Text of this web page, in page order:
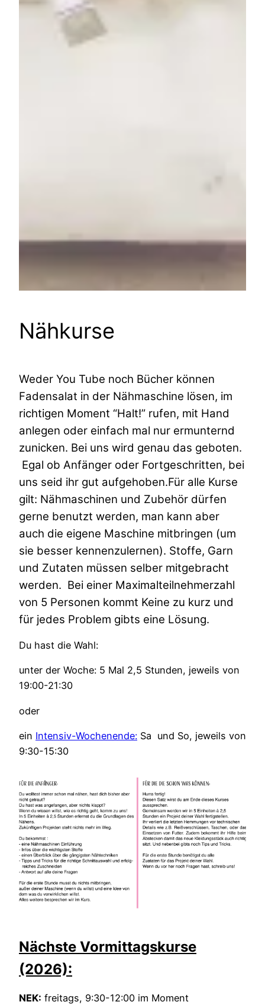
Nähkurse
Weder You Tube noch Bücher können
Fadensalat in der Nähmaschine lösen, im
richtigen Moment “Halt!” rufen, mit Hand
anlegen oder einfach mal nur ermunternd
zunicken. Bei uns wird genau das geboten.
Egal ob Anfänger oder Fortgeschritten, bei
uns seid ihr gut aufgehoben.Für alle Kurse
gilt: Nähmaschinen und Zubehör dürfen
gerne benutzt werden, man kann aber
auch die eigene Maschine mitbringen (um
sie besser kennenzulernen). Stoffe, Garn
und Zutaten müssen selber mitgebracht
werden. Bei einer Maximalteilnehmerzahl
von 5 Personen kommt Keine zu kurz und
für jedes Problem gibts eine Lösung.
Du hast die Wahl:
unter der Woche: 5 Mal 2,5 Stunden, jeweils von
19:00-21:30
oder
ein Intensiv-Wochenende: Sa und So, jeweils von
9:30-15:30
Nächste Vormittagskurse
(2026):
NEK: freitags, 9:30-12:00 im Moment